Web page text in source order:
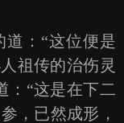
：“这位便是
祖传的治伤灵
：“这是在下二
，已然成形，